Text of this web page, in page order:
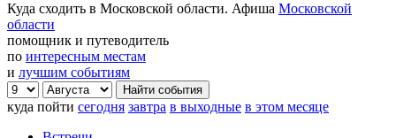
Куда сходить в Московской области. Афиша Московской
области
помощник и путеводитель
по интересным местам
и лучшим событиям
куда пойти сегодня завтра в выходные в этом месяце